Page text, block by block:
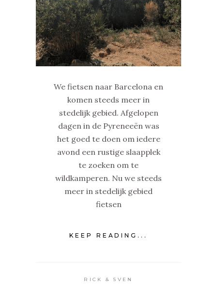
We fietsen naar Barcelona en
komen steeds meer in
stedelijk gebied. Afgelopen
dagen in de Pyreneeën was
het goed te doen om iedere
avond een rustige slaapplek
te zoeken om te
wildkamperen. Nu we steeds
meer in stedelijk gebied
fietsen
KEEP READING...
RICK & SVEN